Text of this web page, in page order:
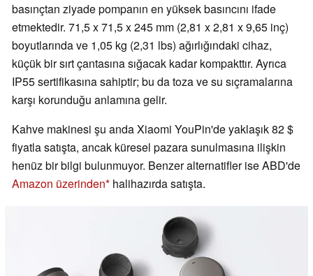
basınçtan ziyade pompanın en yüksek basıncını ifade
etmektedir. 71,5 x 71,5 x 245 mm (2,81 x 2,81 x 9,65 inç)
boyutlarında ve 1,05 kg (2,31 lbs) ağırlığındaki cihaz,
küçük bir sırt çantasına sığacak kadar kompakttır. Ayrıca
IP55 sertifikasına sahiptir; bu da toza ve su sıçramalarına
karşı korunduğu anlamına gelir.
Kahve makinesi şu anda Xiaomi YouPin'de yaklaşık 82 $
fiyatla satışta, ancak küresel pazara sunulmasına ilişkin
henüz bir bilgi bulunmuyor. Benzer alternatifler ise ABD'de
Amazon üzerinden halihazırda satışta.